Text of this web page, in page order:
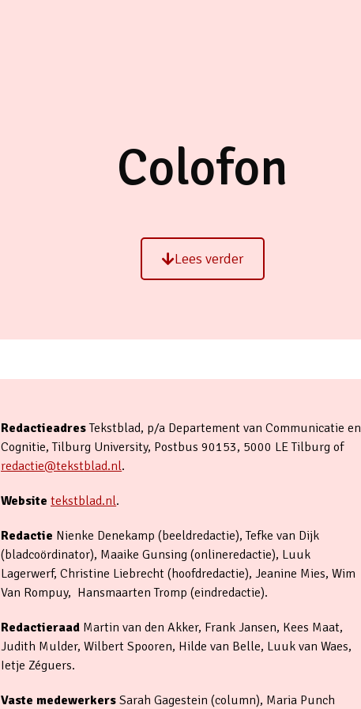
Colofon
Lees verder
RedactieadresTekstblad, p/a Departement van Communicatie en
Cognitie, Tilburg University, Postbus 90153, 5000 LE Tilburg of
redactie@tekstblad.nl.
Website tekstblad.nl.
Redactie Nienke Denekamp (beeldredactie), Tefke van Dijk
(bladcoördinator), Maaike Gunsing (onlineredactie), Luuk
Lagerwerf, Christine Liebrecht (hoofdredactie), Jeanine Mies, Wim
Van Rompuy, Hansmaarten Tromp (eindredactie).
Redactieraad Martin van den Akker, Frank Jansen, Kees Maat,
Judith Mulder, Wilbert Spooren, Hilde van Belle, Luuk van Waes,
Ietje Zéguers.
Vaste medewerkers Sarah Gagestein (column), Maria Punch